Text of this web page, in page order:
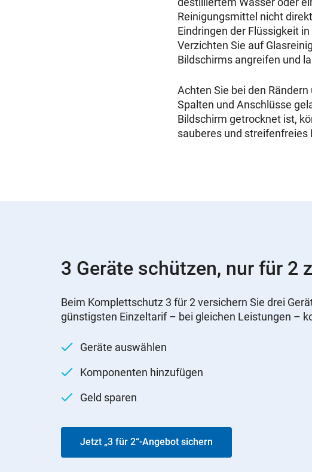
Reinigungsmittel nicht
Eindringen der Flüssigkeit
Verzichten Sie auf
Bildschirms angreifen und
Achten Sie bei den
Spalten und Anschlüsse
Bildschirm getrocknet ist,
sauberes und streifenfreies
3 Geräte schützen, nur für 2
Beim Komplettschutz 3 für 2 versichern Sie drei
günstigsten Einzeltarif – bei gleichen Leistungen –
Geräte auswählen
Komponenten hinzufügen
Geld sparen
Jetzt „3 für 2“-Angebot sichern